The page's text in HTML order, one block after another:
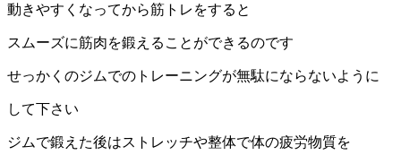
動きやすくなってから筋トレをすると
スムーズに筋肉を鍛えることができるのです
せっかくのジムでのトレーニングが無駄にならないように
して下さい
ジムで鍛えた後はストレッチや整体で体の疲労物質を